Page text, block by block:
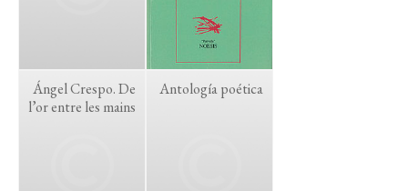
Ángel Crespo. De
l’or entre les mains
Antología poética